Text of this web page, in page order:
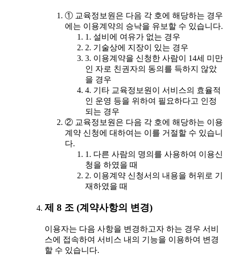
① 교육정보원은 다음 각 호에 해당하는 경우
에는 이용계약의 승낙을 유보할 수 있습니다.
1. 설비에 여유가 없는 경우
2. 기술상에 지장이 있는 경우
3. 이용계약을 신청한 사람이 14세 미만
인 자로 친권자의 동의를 득하지 않았
을 경우
4. 기타 교육정보원이 서비스의 효율적
인 운영 등을 위하여 필요하다고 인정
되는 경우
② 교육정보원은 다음 각 호에 해당하는 이용
계약 신청에 대하여는 이를 거절할 수 있습니
다.
1. 다른 사람의 명의를 사용하여 이용신
청을 하였을 때
2. 이용계약 신청서의 내용을 허위로 기
재하였을 때
제 8 조 (계약사항의 변경)
이용자는 다음 사항을 변경하고자 하는 경우 서비
스에 접속하여 서비스 내의 기능을 이용하여 변경
할 수 있습니다.